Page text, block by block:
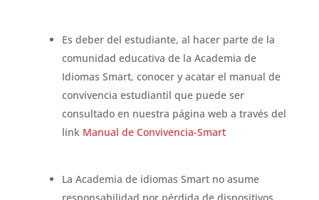
Es deber del estudiante, al hacer parte de la
comunidad educativa de la Academia de
Idiomas Smart, conocer y acatar el manual de
convivencia estudiantil que puede ser
consultado en nuestra página web a través del
link Manual de Convivencia-Smart
La Academia de idiomas Smart no asume